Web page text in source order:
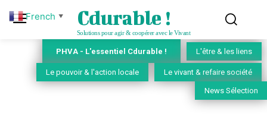
Cdurable !
Solutions pour agir & coopérer avec le Vivant
PHVA - L'essentiel Cdurable ! L'être & les liens
Le pouvoir & l'action locale Le vivant & refaire société
News Sélection
French ▼